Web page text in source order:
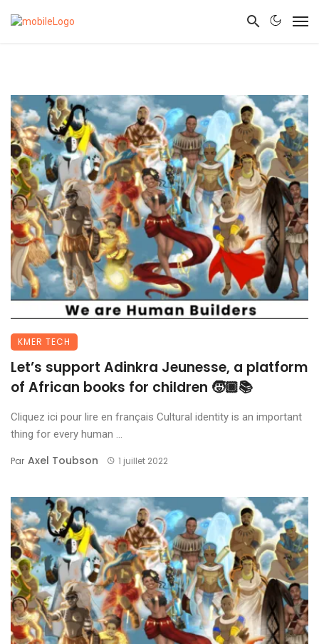
KMER TECH
Let’s support Adinkra Jeunesse, a platform
of African books for children 🧒🏾📚
Cliquez ici pour lire en français Cultural identity is an important
thing for every human ...
Par Axel Toubson 1 juillet 2022